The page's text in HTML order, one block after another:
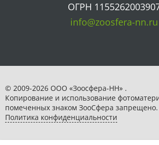
ОГРН
info@zoosfera-nn.ru
© 2009-2026 ООО «Зоосфера-НН» .
Копирование и использование
помеченных знаком ЗooСфера запрещено.
Политика конфиденциальности